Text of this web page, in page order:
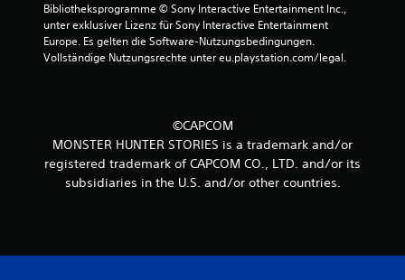
n
a
u
1
Bibliotheksprogramme © Sony Interactive Entertainment Inc.,
unter exklusiver Lizenz für Sony Interactive Entertainment
Europe. Es gelten die Software-Nutzungsbedingungen.
Vollständige Nutzungsrechte unter eu.playstation.com/legal.
©CAPCOM
MONSTER HUNTER STORIES is a trademark and/or
registered trademark of CAPCOM CO., LTD. and/or its
subsidiaries in the U.S. and/or other countries.